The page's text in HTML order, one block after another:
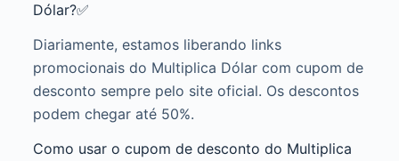
Dólar?✅
Diariamente, estamos liberando links
promocionais do Multiplica Dólar com cupom de
desconto sempre pelo site oficial. Os descontos
podem chegar até 50%.
Como usar o cupom de desconto do Multiplica